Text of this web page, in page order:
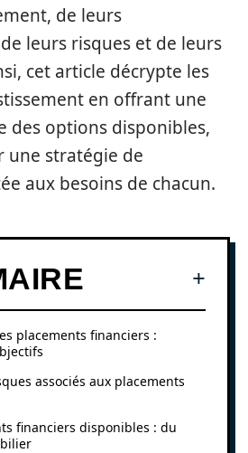
de leurs
leurs risques et de leurs
cet article décrypte les
en offrant une
des options disponibles,
une stratégie de
aux besoins de chacun.
placements financiers :
associés aux placements
financiers disponibles : du